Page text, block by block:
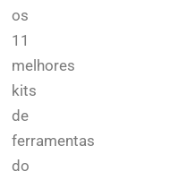
os
11
melhores
kits
de
ferramentas
do